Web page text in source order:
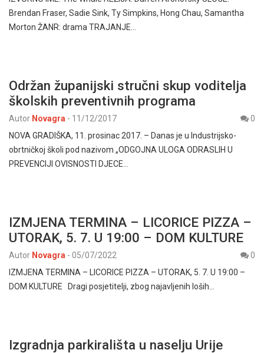
Brendan Fraser, Sadie Sink, Ty Simpkins, Hong Chau, Samantha
Morton ŽANR: drama TRAJANJE…
Održan županijski stručni skup voditelja
školskih preventivnih programa
Autor Novagra - 11/12/2017
0
NOVA GRADIŠKA, 11. prosinac 2017. – Danas je u Industrijsko-
obrtničkoj školi pod nazivom „ODGOJNA ULOGA ODRASLIH U
PREVENCIJI OVISNOSTI DJECE…
IZMJENA TERMINA – LICORICE PIZZA –
UTORAK, 5. 7. U 19:00 – DOM KULTURE
Autor Novagra - 05/07/2022
0
IZMJENA TERMINA – LICORICE PIZZA – UTORAK, 5. 7. U 19:00 –
DOM KULTURE Dragi posjetitelji, zbog najavljenih loših…
Izgradnja parkirališta u naselju Urije